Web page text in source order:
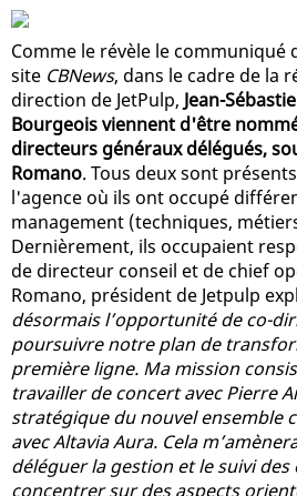
Comme le révèle le communiqué
site CBNews, dans le cadre de la
direction de JetPulp, Jean-
Bourgeois viennent d'être
directeurs généraux délégués,
Romano. Tous deux sont
l'agence où ils ont occupé
management (techniques,
Dernièrement, ils occupaient
de directeur conseil et de chief
Romano, président de Jetpulp
désormais l’opportunité de co-
poursuivre notre plan de
première ligne. Ma mission
travailler de concert avec Pierre
stratégique du nouvel ensemble
avec Altavia Aura. Cela
déléguer la gestion et le suivi
concentrer sur des aspects